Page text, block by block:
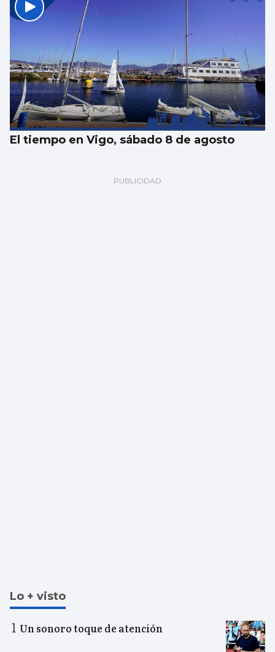
El tiempo en Vigo, sábado 8 de agosto
Lo + visto
Un sonoro toque de atención